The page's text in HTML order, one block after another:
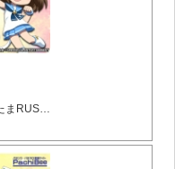
【プレミアム】えとたまRUSH 駆けっこリーチ